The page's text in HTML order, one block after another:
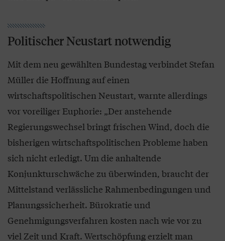
Politischer Neustart notwendig
Mit dem neu gewählten Bundestag verbindet Stefan
Müller die Hoffnung auf einen
wirtschaftspolitischen Neustart, warnte allerdings
vor voreiliger Euphorie: „Der anstehende
Regierungswechsel bringt frischen Wind, doch die
bisherigen wirtschaftspolitischen Probleme haben
sich nicht erledigt. Um die anhaltende
Konjunkturschwäche zu überwinden, braucht der
Mittelstand verlässliche Rahmenbedingungen und
Planungssicherheit. Bürokratie und
Genehmigungsverfahren kosten nach wie vor zu
viel Zeit und Kraft. Wertschöpfung erzielt man